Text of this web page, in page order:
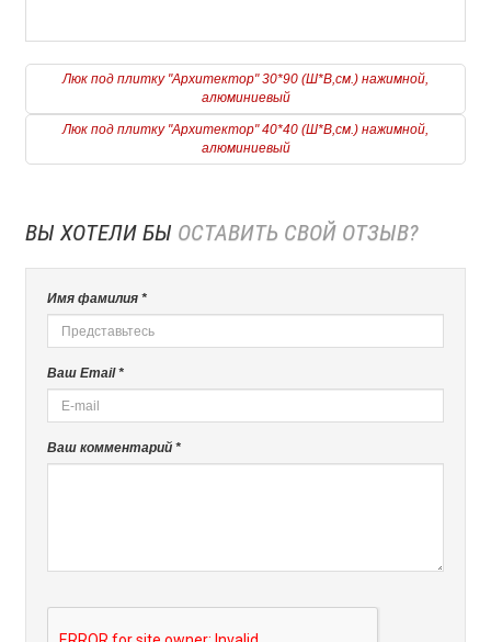
Люк под плитку "Архитектор" 30*90 (Ш*В,см.) нажимной,
алюминиевый
Люк под плитку "Архитектор" 40*40 (Ш*В,см.) нажимной,
алюминиевый
ВЫ ХОТЕЛИ БЫ ОСТАВИТЬ СВОЙ ОТЗЫВ?
Имя фамилия *
Ваш Email *
Ваш комментарий *